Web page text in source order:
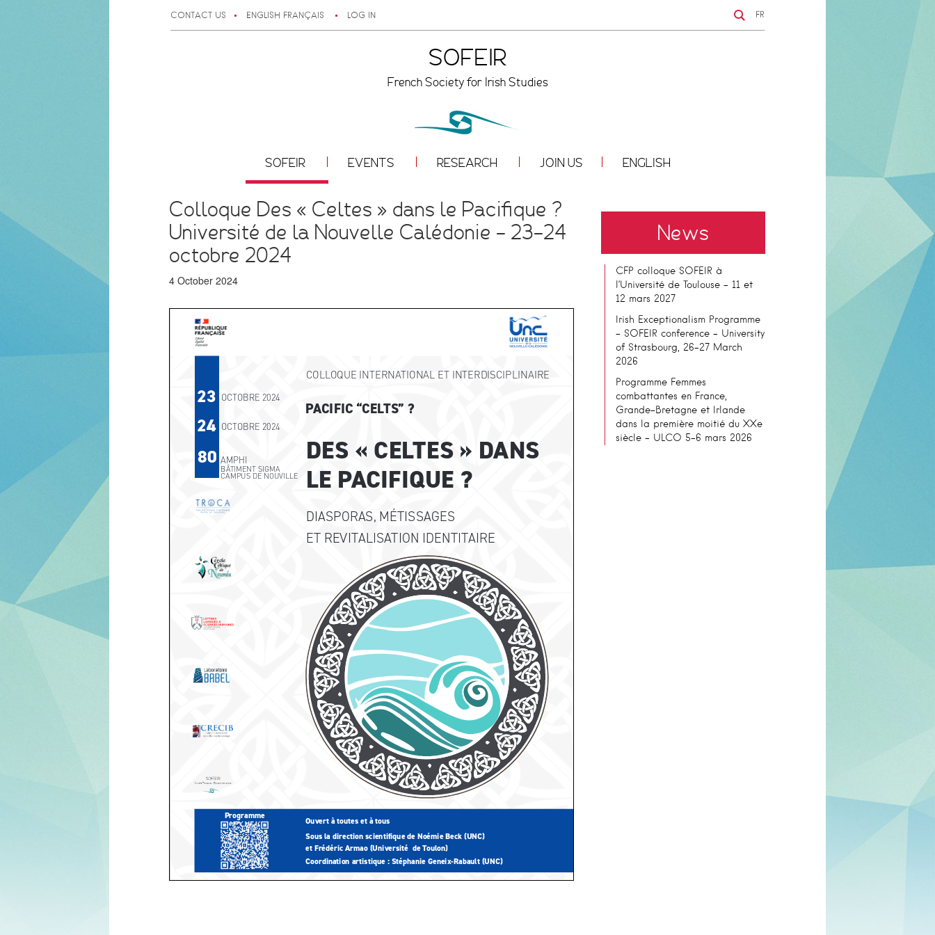
CONTACT US ENGLISH FRANÇAIS LOG IN FR
SOFEIR
French Society for Irish Studies
SOFEIR EVENTS RESEARCH JOIN US ENGLISH
Colloque Des « Celtes » dans le Pacifique ?
Université de la Nouvelle Calédonie – 23-24
octobre 2024
4 October 2024
News
CFP colloque SOFEIR à
l’Université de Toulouse – 11 et
12 mars 2027
Irish Exceptionalism Programme
– SOFEIR conference – University
of Strasbourg, 26-27 March
2026
Programme Femmes
combattantes en France,
Grande-Bretagne et Irlande
dans la première moitié du XXe
siècle – ULCO 5-6 mars 2026